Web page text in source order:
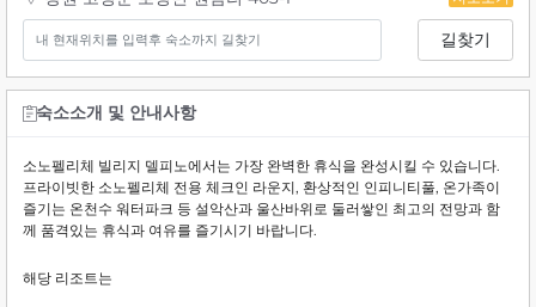
길찾기
숙소소개 및 안내사항
소노펠리체 빌리지 델피노에서는 가장 완벽한 휴식을 완성시킬 수 있습니다.
프라이빗한 소노펠리체 전용 체크인 라운지, 환상적인 인피니티풀, 온가족이
즐기는 온천수 워터파크 등 설악산과 울산바위로 둘러쌓인 최고의 전망과 함
께 품격있는 휴식과 여유를 즐기시기 바랍니다.
해당 리조트는